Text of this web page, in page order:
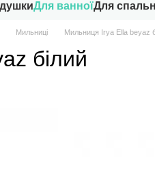
Для ванноїДля
Мильниці Мильниця Irya Ella beyaz
білий